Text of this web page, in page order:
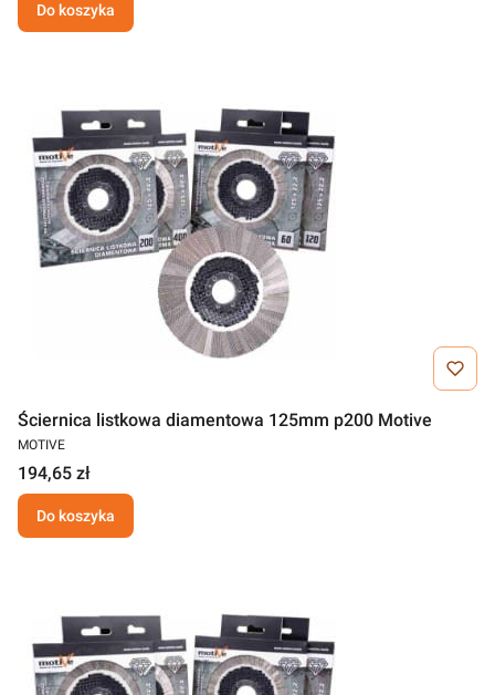
Do koszyka
Ściernica listkowa diamentowa 125mm p200 Motive
MOTIVE
194,65 zł
Do koszyka